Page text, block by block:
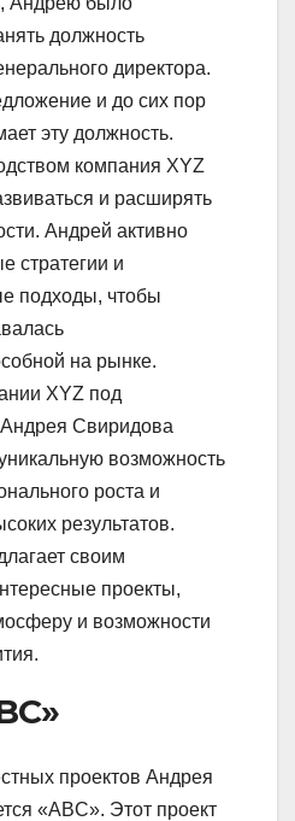
должность
директора.
и до сих пор
эту должность.
компания XYZ
и расширять
Андрей активно
стратегии и
подходы, чтобы
на рынке.
XYZ под
Свиридова
возможность
роста и
результатов.
своим
проекты,
и возможности
проектов Андрея
«ABC». Этот проект